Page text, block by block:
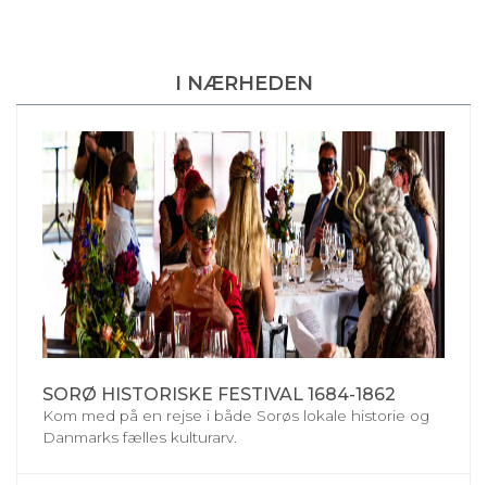
I NÆRHEDEN
SORØ HISTORISKE FESTIVAL 1684-1862
Kom med på en rejse i både Sorøs lokale historie og
Danmarks fælles kulturarv.